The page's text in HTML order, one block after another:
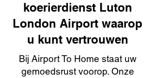
koerierdienst Luton
London Airport waarop
u kunt vertrouwen
Bij Airport To Home staat uw
gemoedsrust voorop. Onze